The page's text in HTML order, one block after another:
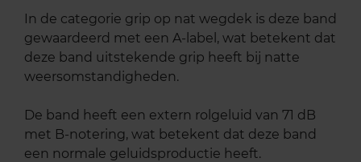
In de categorie grip op nat wegdek is deze band
gewaardeerd met een A-label, wat betekent dat
deze band uitstekende grip heeft bij natte
weersomstandigheden.
De band heeft een extern rolgeluid van 71 dB
met B-notering, wat betekent dat deze band
een normale geluidsproductie heeft.